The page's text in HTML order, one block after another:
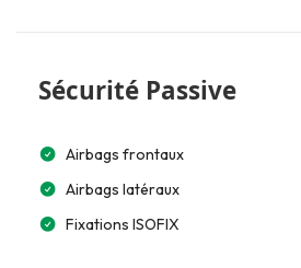
Sécurité Passive
Airbags frontaux
Airbags latéraux
Fixations ISOFIX